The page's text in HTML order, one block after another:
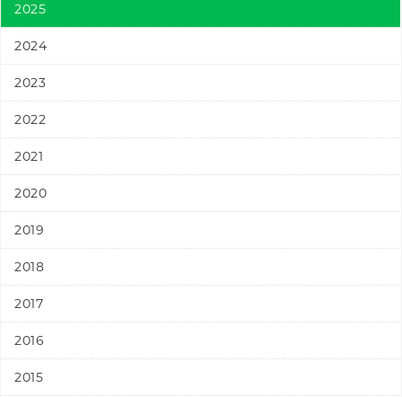
2025
2024
2023
2022
2021
2020
2019
2018
2017
2016
2015